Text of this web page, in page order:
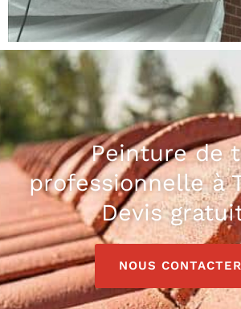
Peinture de
professionnelle à
Devis
NOUS CONTACTER